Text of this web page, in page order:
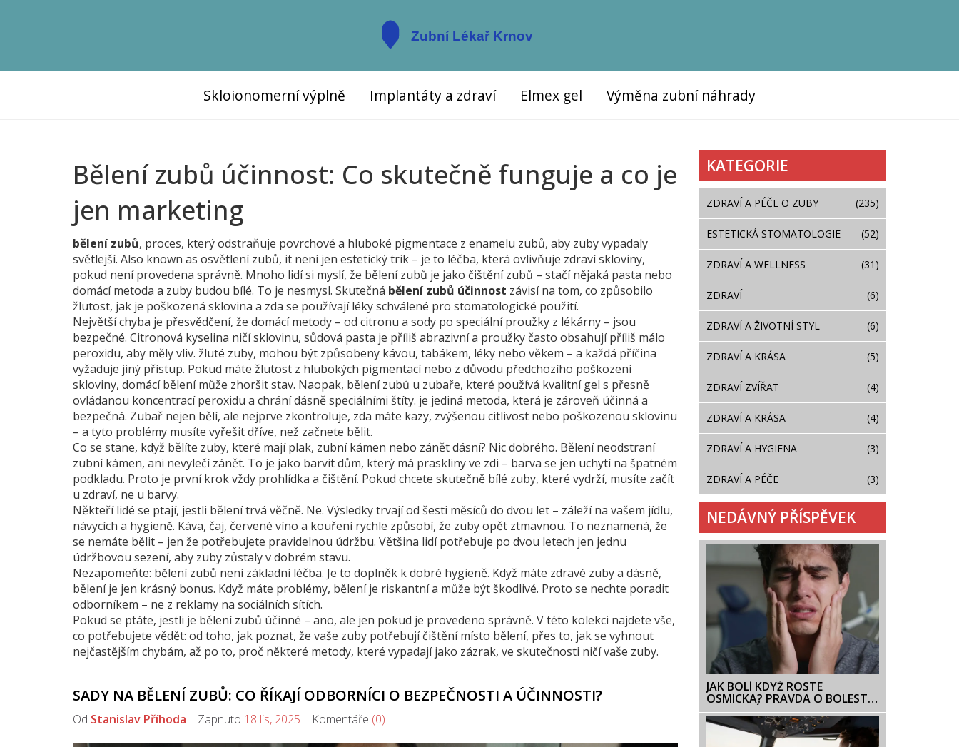
Skloionomerní výplně Implantáty a zdraví Elmex gel Výměna zubní náhrady
Bělení zubů účinnost: Co skutečně funguje a co je
jen marketing
bělení zubů, proces, který odstraňuje povrchové a hluboké pigmentace z enamelu zubů, aby zuby vypadaly
světlejší. Also known as osvětlení zubů, it není jen estetický trik – je to léčba, která ovlivňuje zdraví skloviny,
pokud není provedena správně. Mnoho lidí si myslí, že bělení zubů je jako čištění zubů – stačí nějaká pasta nebo
domácí metoda a zuby budou bílé. To je nesmysl. Skutečná bělení zubů účinnost závisí na tom, co způsobilo
žlutost, jak je poškozená sklovina a zda se používají léky schválené pro stomatologické použití.
Největší chyba je přesvědčení, že domácí metody – od citronu a sody po speciální proužky z lékárny – jsou
bezpečné. Citronová kyselina ničí sklovinu, sůdová pasta je příliš abrazivní a proužky často obsahují příliš málo
peroxidu, aby měly vliv. žluté zuby, mohou být způsobeny kávou, tabákem, léky nebo věkem – a každá příčina
vyžaduje jiný přístup. Pokud máte žlutost z hlubokých pigmentací nebo z důvodu předchozího poškození
skloviny, domácí bělení může zhoršit stav. Naopak, bělení zubů u zubaře, které používá kvalitní gel s přesně
ovládanou koncentrací peroxidu a chrání dásně speciálními štíty. je jediná metoda, která je zároveň účinná a
bezpečná. Zubař nejen bělí, ale nejprve zkontroluje, zda máte kazy, zvýšenou citlivost nebo poškozenou sklovinu
– a tyto problémy musíte vyřešit dříve, než začnete bělit.
Co se stane, když bělíte zuby, které mají plak, zubní kámen nebo zánět dásní? Nic dobrého. Bělení neodstraní
zubní kámen, ani nevylečí zánět. To je jako barvit dům, který má praskliny ve zdi – barva se jen uchytí na špatném
podkladu. Proto je první krok vždy prohlídka a čištění. Pokud chcete skutečně bílé zuby, které vydrží, musíte začít
u zdraví, ne u barvy.
Někteří lidé se ptají, jestli bělení trvá věčně. Ne. Výsledky trvají od šesti měsíců do dvou let – záleží na vašem jídlu,
návycích a hygieně. Káva, čaj, červené víno a kouření rychle způsobí, že zuby opět ztmavnou. To neznamená, že
se nemáte bělit – jen že potřebujete pravidelnou údržbu. Většina lidí potřebuje po dvou letech jen jednu
údržbovou sezení, aby zuby zůstaly v dobrém stavu.
Nezapomeňte: bělení zubů není základní léčba. Je to doplněk k dobré hygieně. Když máte zdravé zuby a dásně,
bělení je jen krásný bonus. Když máte problémy, bělení je riskantní a může být škodlivé. Proto se nechte poradit
odborníkem – ne z reklamy na sociálních sítích.
Pokud se ptáte, jestli je bělení zubů účinné – ano, ale jen pokud je provedeno správně. V této kolekci najdete vše,
co potřebujete vědět: od toho, jak poznat, že vaše zuby potřebují čištění místo bělení, přes to, jak se vyhnout
nejčastějším chybám, až po to, proč některé metody, které vypadají jako zázrak, ve skutečnosti ničí vaše zuby.
SADY NA BĚLENÍ ZUBŮ: CO ŘÍKAJÍ ODBORNÍCI O BEZPEČNOSTI A ÚČINNOSTI?
Od Stanislav Příhoda Zapnuto 18 lis, 2025 Komentáře (0)
KATEGORIE
ZDRAVÍ A PÉČE O ZUBY (235)
ESTETICKÁ STOMATOLOGIE (52)
ZDRAVÍ A WELLNESS (31)
ZDRAVÍ (6)
ZDRAVÍ A ŽIVOTNÍ STYL (6)
ZDRAVÍ A KRÁSA (5)
ZDRAVÍ ZVÍŘAT (4)
ZDRAVÍ A KRÁSA (4)
ZDRAVÍ A HYGIENA (3)
ZDRAVÍ A PÉČE (3)
NEDÁVNÝ PŘÍSPĚVEK
JAK BOLÍ KDYŽ ROSTE
OSMICKA? PRAVDA O BOLESTI
A JAK S NÍ PORADIT